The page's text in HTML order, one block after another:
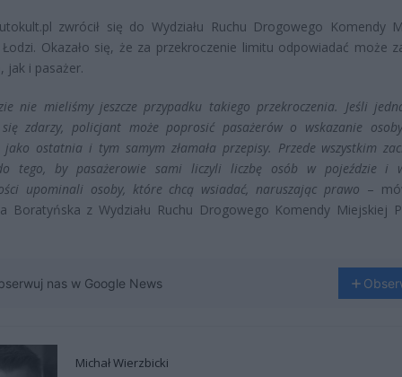
zwrócił się do Wydziału Ruchu Drogowego Komendy
Okazało się, że za przekroczenie limitu odpowiadać może
jak i pasażer.
nie mieliśmy jeszcze przypadku takiego przekroczenia. Jeśli
zdarzy, policjant może poprosić pasażerów o wskazanie
jako ostatnia i tym samym złamała przepisy. Przede wszystkim
tego, by pasażerowie sami liczyli liczbę osób w pojeździe i
upominali osoby, które chcą wsiadać, naruszając prawo –
Boratyńska z Wydziału Ruchu Drogowego Komendy Miejskiej
nas w Google News
Michał Wierzbicki